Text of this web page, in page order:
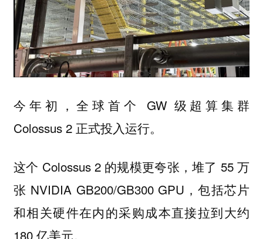
今年初，全球首个 GW 级超算集群
Colossus 2 正式投入运行。
这个 Colossus 2 的规模更夸张，堆了 55 万
张 NVIDIA GB200/GB300 GPU，包括芯片
和相关硬件在内的采购成本直接拉到大约
180 亿美元。